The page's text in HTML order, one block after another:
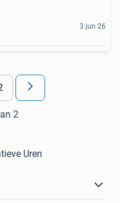
3 jun 26
2
Uren